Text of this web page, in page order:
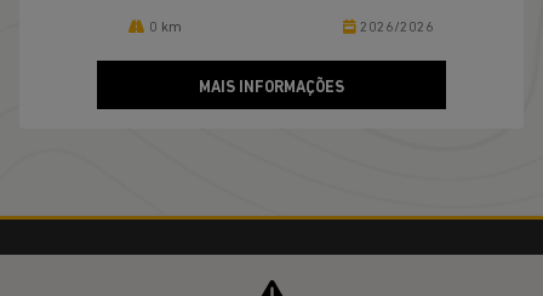
0 km 2026/2026
MAIS INFORMAÇÕES